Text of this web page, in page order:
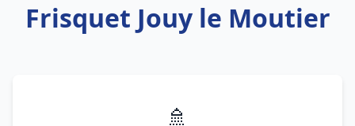
Frisquet Jouy le Moutier
🚿